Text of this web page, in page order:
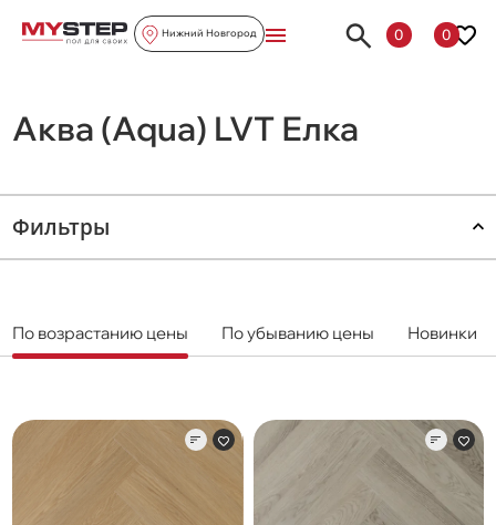
Нижний Новгород 0 0
Аква (Aqua) LVT Елка
Фильтры
По возрастанию цены По убыванию цены Новинки